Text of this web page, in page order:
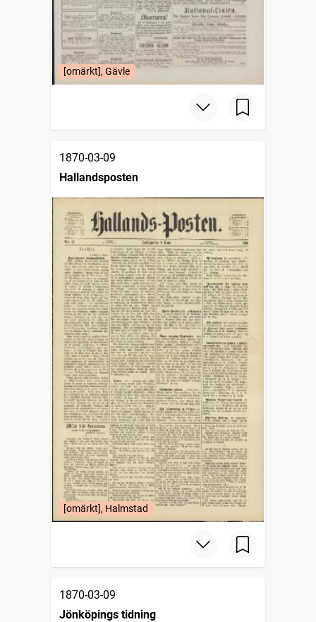
[omärkt], Gävle
1870-03-09
Hallandsposten
[omärkt], Halmstad
1870-03-09
Jönköpings tidning